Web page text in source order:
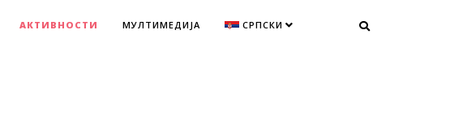
АКТИВНОСТИ МУЛТИМЕДИЈА СРПСКИ